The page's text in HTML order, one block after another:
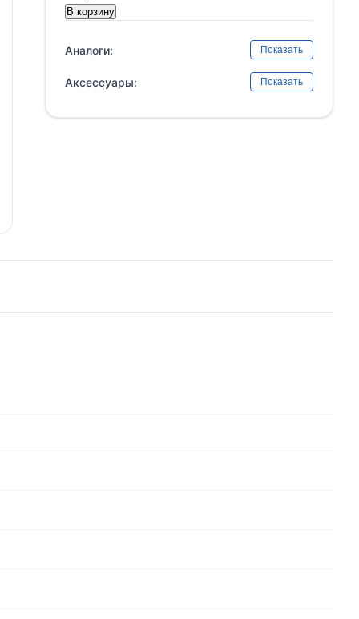
В корзину
Аналоги: Показать
Аксессуары: Показать